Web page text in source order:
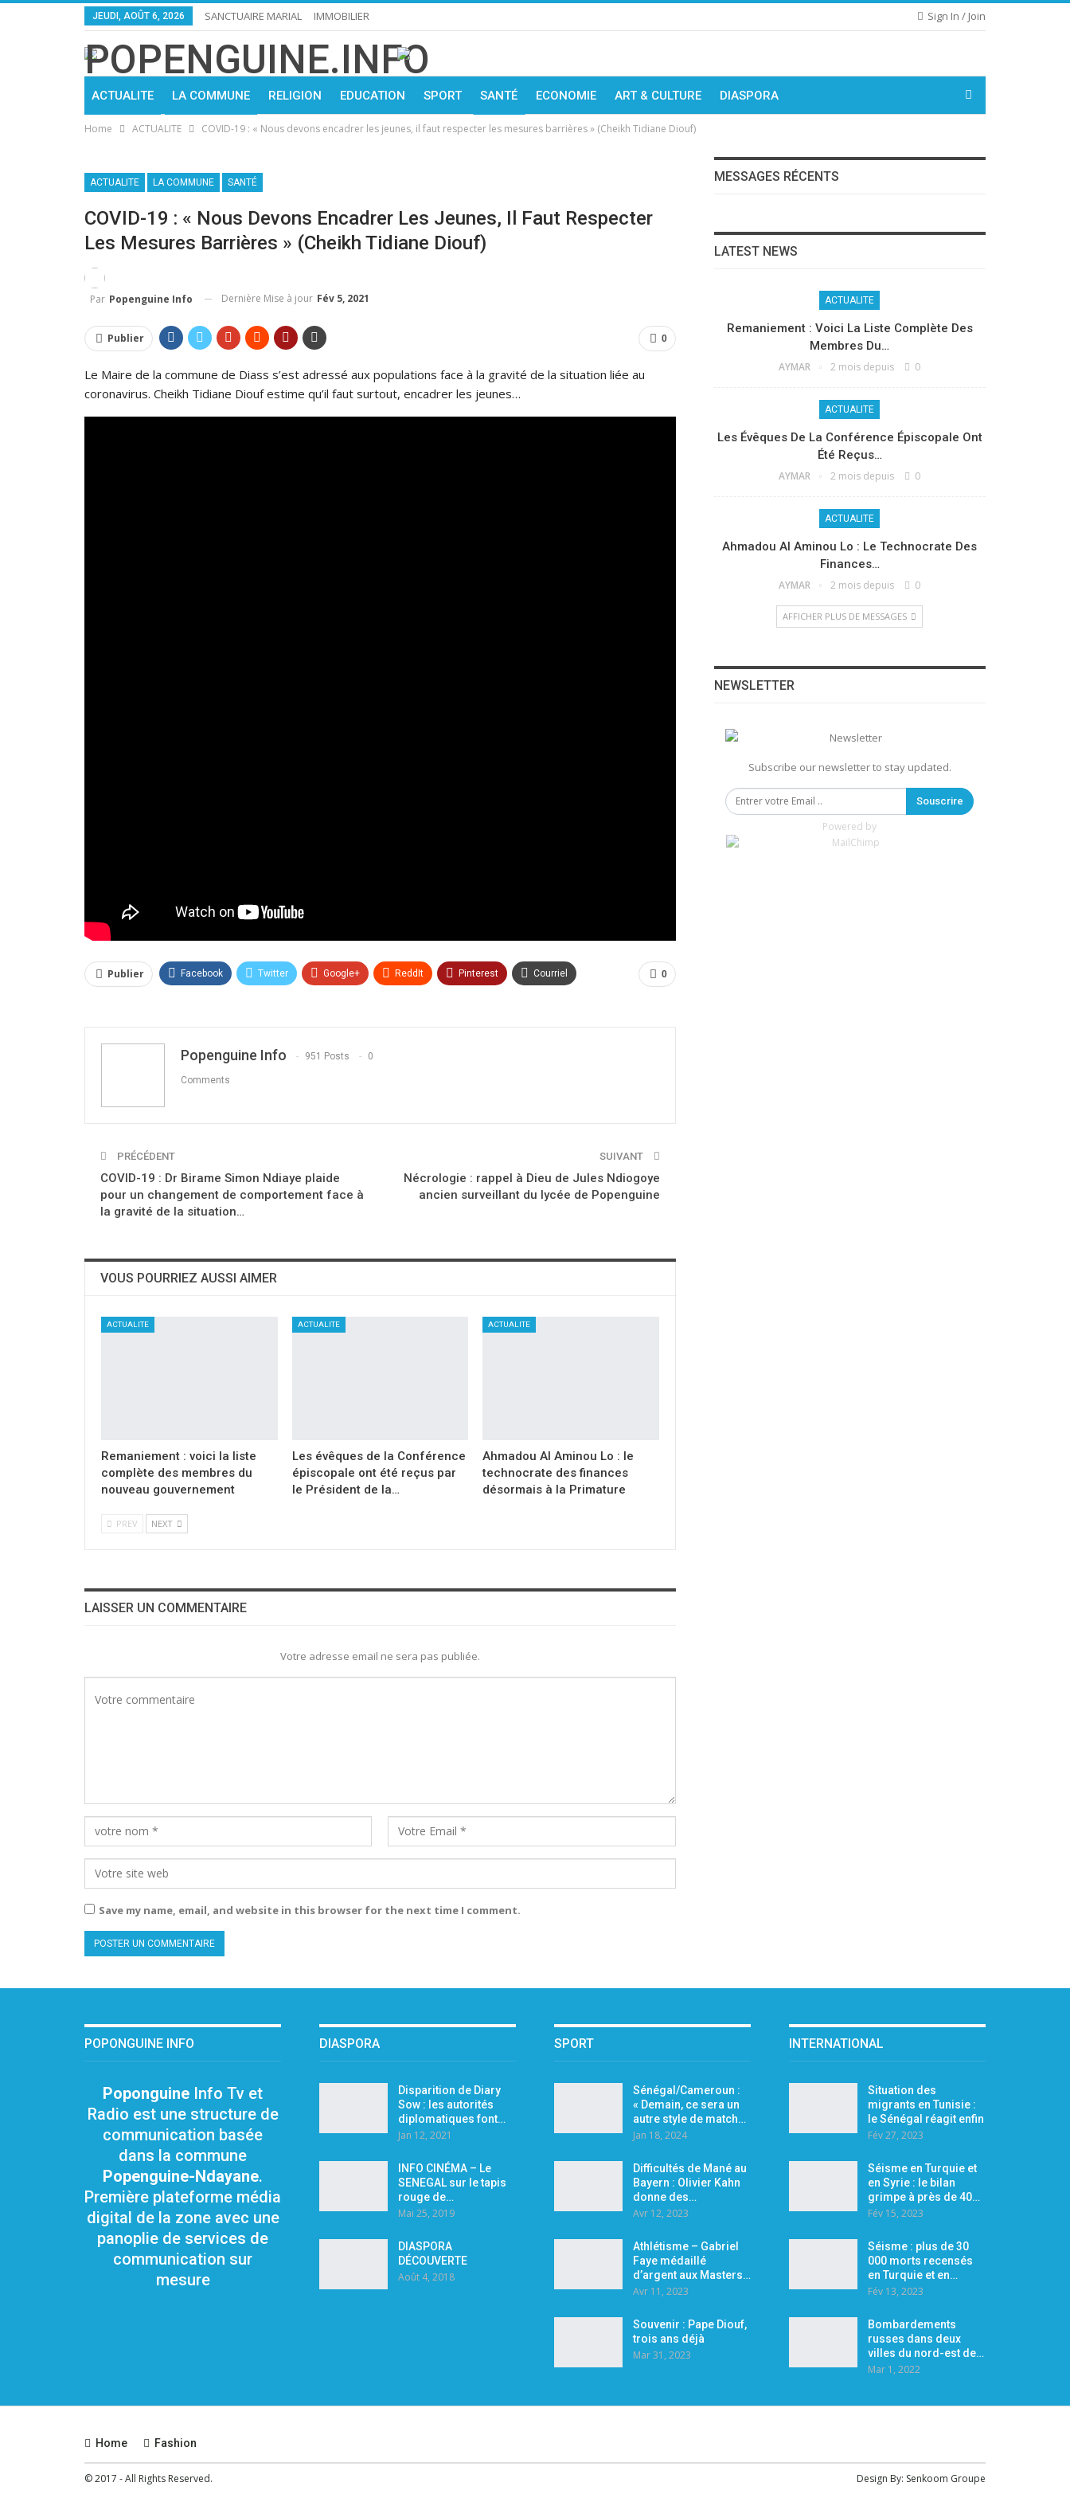
Sign In / Join
JEUDI, AOÛT 6, 2026 SANCTUAIRE MARIAL IMMOBILIER
ACTUALITE LA COMMUNE RELIGION EDUCATION SPORT SANTÉ ECONOMIE ART & CULTURE DIASPORA
Home ACTUALITE COVID-19 : « Nous devons encadrer les jeunes, il faut respecter les mesures barrières » (Cheikh Tidiane Diouf)
ACTUALITE LA COMMUNE SANTÉ
COVID-19 : « Nous Devons Encadrer Les Jeunes, Il Faut Respecter
Les Mesures Barrières » (Cheikh Tidiane Diouf)
Par Popenguine Info Dernière Mise à jour Fév 5, 2021
0
Publier
Le Maire de la commune de Diass s’est adressé aux populations face à la gravité de la situation liée au
coronavirus. Cheikh Tidiane Diouf estime qu’il faut surtout, encadrer les jeunes…
0
Publier Facebook Twitter Google+ ReddIt Pinterest Courriel
Popenguine Info 951 Posts 0
Comments
PRÉCÉDENT
COVID-19 : Dr Birame Simon Ndiaye plaide
pour un changement de comportement face à
la gravité de la situation…
SUIVANT
Nécrologie : rappel à Dieu de Jules Ndiogoye
ancien surveillant du lycée de Popenguine
VOUS POURRIEZ AUSSI AIMER
ACTUALITE
Remaniement : voici la liste
complète des membres du
nouveau gouvernement
ACTUALITE
Les évêques de la Conférence
épiscopale ont été reçus par
le Président de la…
ACTUALITE
Ahmadou Al Aminou Lo : le
technocrate des finances
désormais à la Primature
PREV NEXT
LAISSER UN COMMENTAIRE
Votre adresse email ne sera pas publiée.
Save my name, email, and website in this browser for the next time I comment.
MESSAGES RÉCENTS
LATEST NEWS
ACTUALITE
Remaniement : Voici La Liste Complète Des
Membres Du…
AYMAR 2 mois depuis 0
ACTUALITE
Les Évêques De La Conférence Épiscopale Ont
Été Reçus…
AYMAR 2 mois depuis 0
ACTUALITE
Ahmadou Al Aminou Lo : Le Technocrate Des
Finances…
AYMAR 2 mois depuis 0
AFFICHER PLUS DE MESSAGES
NEWSLETTER
Subscribe our newsletter to stay updated.
Souscrire
Powered by
POPONGUINE INFO
Poponguine Info Tv et
Radio est une structure de
communication basée
dans la commune
Popenguine-Ndayane.
Première plateforme média
digital de la zone avec une
panoplie de services de
communication sur
mesure
DIASPORA
Disparition de Diary
Sow : les autorités
diplomatiques font…
Jan 12, 2021
INFO CINÉMA – Le
SENEGAL sur le tapis
rouge de…
Mai 25, 2019
DIASPORA
DÉCOUVERTE
Août 4, 2018
SPORT
Sénégal/Cameroun :
« Demain, ce sera un
autre style de match…
Jan 18, 2024
Difficultés de Mané au
Bayern : Olivier Kahn
donne des…
Avr 12, 2023
Athlétisme – Gabriel
Faye médaillé
d’argent aux Masters…
Avr 11, 2023
Souvenir : Pape Diouf,
trois ans déjà
Mar 31, 2023
INTERNATIONAL
Situation des
migrants en Tunisie :
le Sénégal réagit enfin
Fév 27, 2023
Séisme en Turquie et
en Syrie : le bilan
grimpe à près de 40…
Fév 15, 2023
Séisme : plus de 30
000 morts recensés
en Turquie et en…
Fév 13, 2023
Bombardements
russes dans deux
villes du nord-est de…
Mar 1, 2022
Home Fashion
© 2017 - All Rights Reserved. Design By: Senkoom Groupe